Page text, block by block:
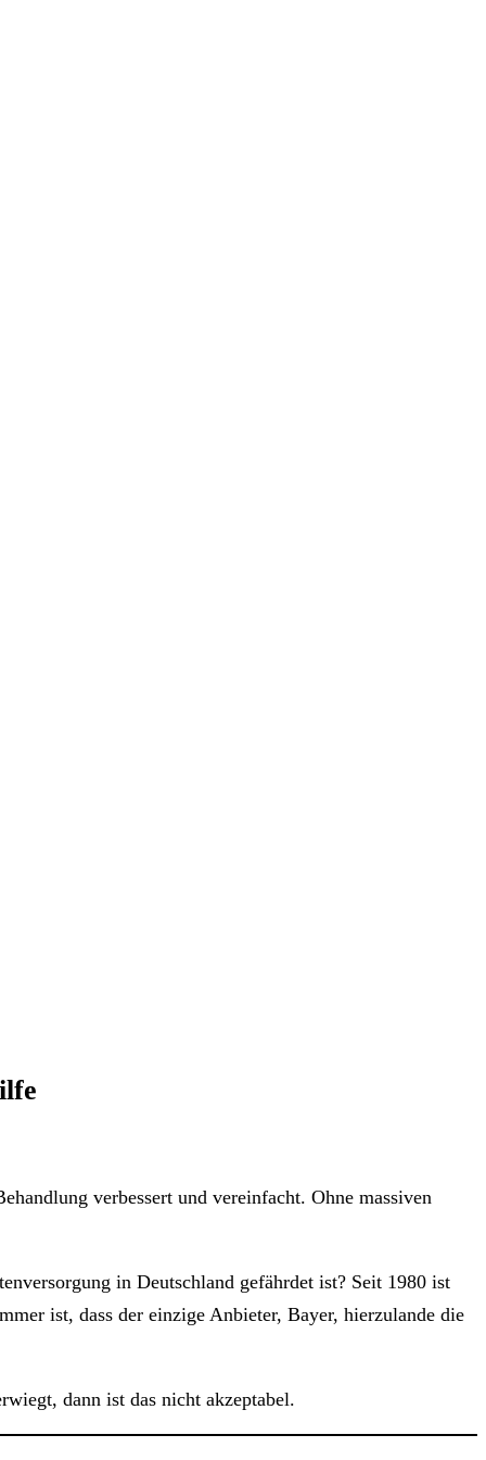
verbessert und vereinfacht. Ohne massiven
in Deutschland gefährdet ist? Seit 1980 ist
ist, dass der einzige Anbieter, Bayer, hierzulande die
dann ist das nicht akzeptabel.